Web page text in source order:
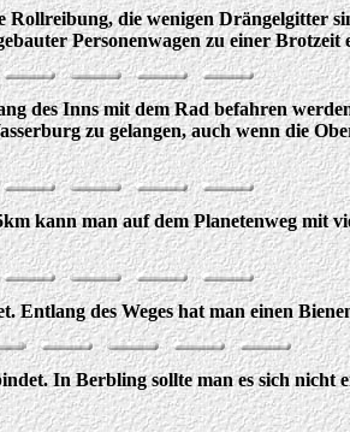
die wenigen Drängelgitter
Personenwagen zu einer Brotzeit
des Inns mit dem Rad befahren
zu gelangen, auch wenn die
kann man auf dem Planetenweg mit
des Weges hat man einen
In Berbling sollte man es sich nicht